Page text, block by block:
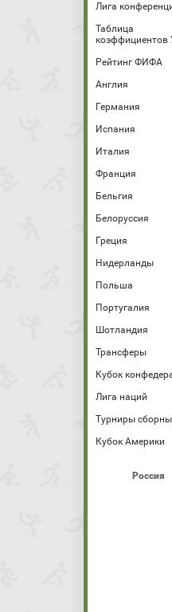
Лига
Таблица
Рейтинг ФИФА
Англия
Германия
Испания
Италия
Франция
Бельгия
Белоруссия
Греция
Нидерланды
Польша
Португалия
Шотландия
Трансферы
Кубок
Лига наций
Турниры
Кубок Америки
Россия